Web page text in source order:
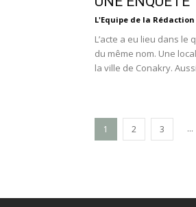
L'Equipe de la Rédaction
L’acte a eu lieu dans le
du même nom. Une
la ville de Conakry.
1 2 3 ...